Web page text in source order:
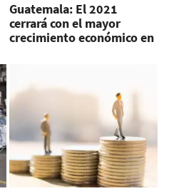
Guatemala: El 2021
cerrará con el mayor
crecimiento económico en